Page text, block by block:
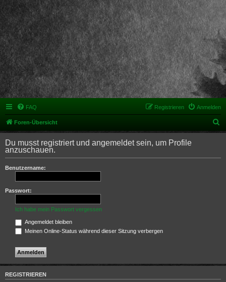
FAQ Anmelden
Registrieren
Foren-Übersicht
u
h
Du musst registriert und angemeldet sein, um Profile
anzuschauen.
Benutzername:
Passwort:
Ich habe mein Passwort vergessen
Angemeldet bleiben
Meinen Online-Status während dieser Sitzung verbergen
REGISTRIEREN